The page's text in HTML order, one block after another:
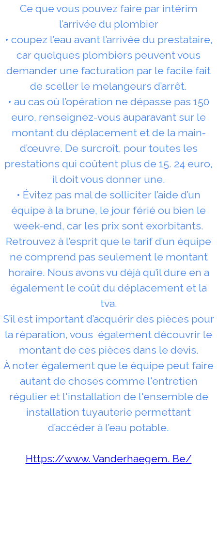
Ce que vous pouvez faire par intérim
l’arrivée du plombier
• coupez l’eau avant l’arrivée du prestataire,
car quelques plombiers peuvent vous
demander une facturation par le facile fait
de sceller le melangeurs d’arrêt.
• au cas où l’opération ne dépasse pas 150
euro, renseignez-vous auparavant sur le
montant du déplacement et de la main-
d’œuvre. De surcroît, pour toutes les
prestations qui coûtent plus de 15. 24 euro,
il doit vous donner une.
• Évitez pas mal de solliciter l’aide d’un
équipe à la brune, le jour férié ou bien le
week-end, car les prix sont exorbitants.
Retrouvez à l’esprit que le tarif d’un équipe
ne comprend pas seulement le montant
horaire. Nous avons vu déjà qu’il dure en a
également le coût du déplacement et la
tva.
S’il est important d’acquérir des pièces pour
la réparation, vous également découvrir le
montant de ces pièces dans le devis.
À noter également que le équipe peut faire
autant de choses comme l'entretien
régulier et l'installation de l'ensemble de
installation tuyauterie permettant
d’accéder à l’eau potable.
Https://www. Vanderhaegem. Be/